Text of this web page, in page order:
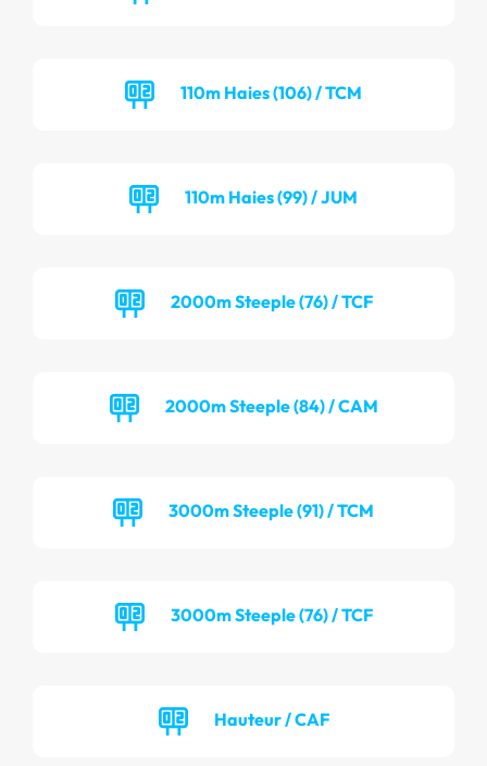
110m Haies (106) / TCM
110m Haies (99) / JUM
2000m Steeple (76) / TCF
2000m Steeple (84) / CAM
3000m Steeple (91) / TCM
3000m Steeple (76) / TCF
Hauteur / CAF